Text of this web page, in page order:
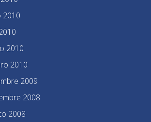
2010
2010
2010
2009
2008
2008